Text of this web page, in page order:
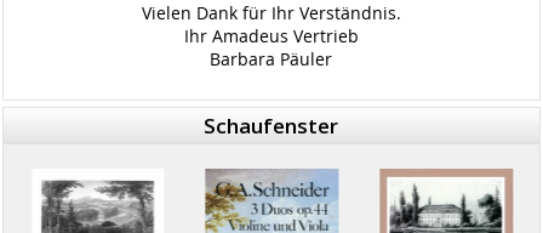
Vielen Dank für Ihr Verständnis.
Ihr Amadeus Vertrieb
Barbara Päuler
Schaufenster